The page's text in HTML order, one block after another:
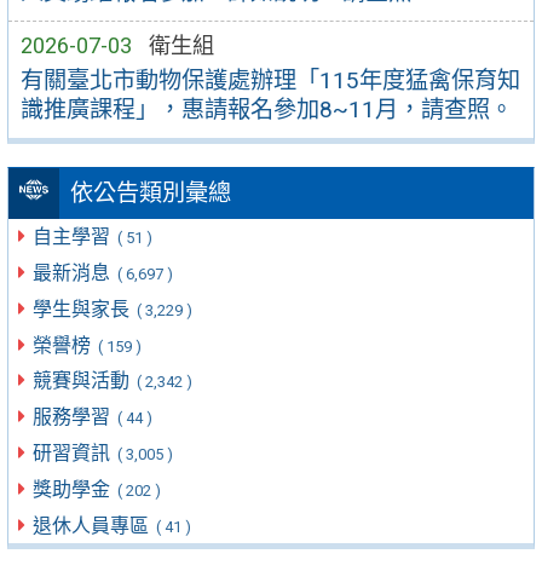
2026-07-03 衛生組
有關臺北市動物保護處辦理「115年度猛禽保育知
識推廣課程」，惠請報名參加8~11月，請查照。
依公告類別彙總
自主學習 ( 51 )
最新消息 ( 6,697 )
學生與家長 ( 3,229 )
榮譽榜 ( 159 )
競賽與活動 ( 2,342 )
服務學習 ( 44 )
研習資訊 ( 3,005 )
獎助學金 ( 202 )
退休人員專區 ( 41 )